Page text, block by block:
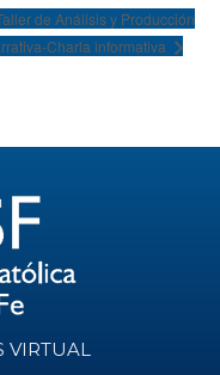
de Análisis y Producción
Charla informativa
VIRTUAL